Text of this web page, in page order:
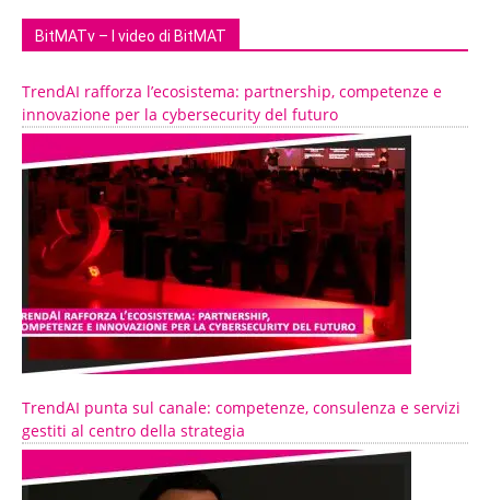
BitMATv – I video di BitMAT
TrendAI rafforza l’ecosistema: partnership, competenze e
innovazione per la cybersecurity del futuro
TrendAI punta sul canale: competenze, consulenza e servizi
gestiti al centro della strategia